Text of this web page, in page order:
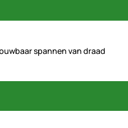
spannen van draad